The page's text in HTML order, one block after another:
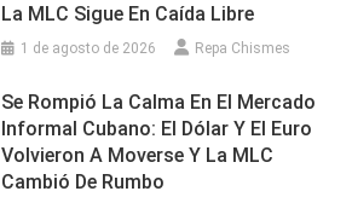
La MLC Sigue En Caída Libre
1 de agosto de 2026 Repa Chismes
Se Rompió La Calma En El Mercado
Informal Cubano: El Dólar Y El Euro
Volvieron A Moverse Y La MLC
Cambió De Rumbo